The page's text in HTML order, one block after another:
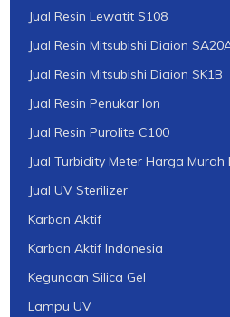
Jual Resin Lewatit S108
Jual Resin Mitsubishi Diaion
Jual Resin Mitsubishi Diaion SK1B
Jual Resin Penukar Ion
Jual Resin Purolite C100
Jual Turbidity Meter Harga Murah
Jual UV Sterilizer
Karbon Aktif
Karbon Aktif Indonesia
Kegunaan Silica Gel
Lampu UV